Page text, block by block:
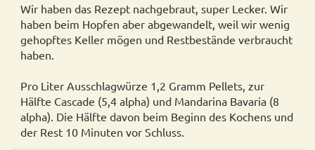
Wir haben das Rezept nachgebraut, super Lecker. Wir
haben beim Hopfen aber abgewandelt, weil wir wenig
gehopftes Keller mögen und Restbestände verbraucht
haben.
Pro Liter Ausschlagwürze 1,2 Gramm Pellets, zur
Hälfte Cascade (5,4 alpha) und Mandarina Bavaria (8
alpha). Die Hälfte davon beim Beginn des Kochens und
der Rest 10 Minuten vor Schluss.